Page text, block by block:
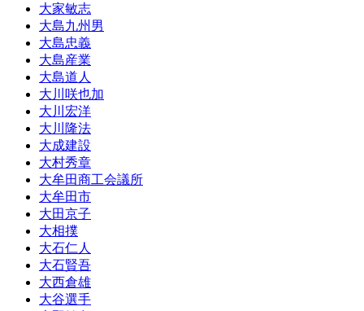
大家敏志
大島九州男
大島忠義
大島産業
大島道人
大川咲也加
大川宏洋
大川隆法
大成建設
大村秀章
大牟田商工会議所
大牟田市
大田京子
大相撲
大石仁人
大石賢吾
大西倉雄
大谷選手